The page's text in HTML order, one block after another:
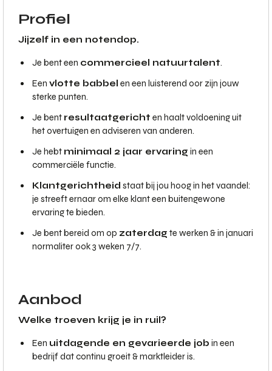
Profiel
Jijzelf in een notendop.
Je bent een commercieel natuurtalent.
Een vlotte babbel en een luisterend oor zijn jouw
sterke punten.
Je bent resultaatgericht en haalt voldoening uit
het overtuigen en adviseren van anderen.
Je hebt minimaal 2 jaar ervaring in een
commerciële functie.
Klantgerichtheid staat bij jou hoog in het vaandel:
je streeft ernaar om elke klant een buitengewone
ervaring te bieden.
Je bent bereid om op zaterdag te werken & in januari
normaliter ook 3 weken 7/7.
Aanbod
Welke troeven krijg je in ruil?
Een uitdagende en gevarieerde job in een
bedrijf dat continu groeit & marktleider is.